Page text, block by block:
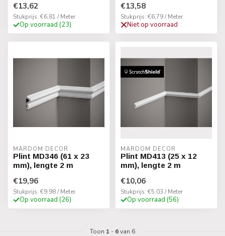
€13,62
Stukprijs: €6,81 / Meter
Op voorraad (23)
€13,58
Stukprijs: €6,79 / Meter
Niet op voorraad
MARDOM DECOR
Plint MD346 (61 x 23
mm), lengte 2 m
€19,96
Stukprijs: €9,98 / Meter
Op voorraad (26)
MARDOM DECOR
Plint MD413 (25 x 12
mm), lengte 2 m
€10,06
Stukprijs: €5,03 / Meter
Op voorraad (56)
Toon 1 - 6van 6